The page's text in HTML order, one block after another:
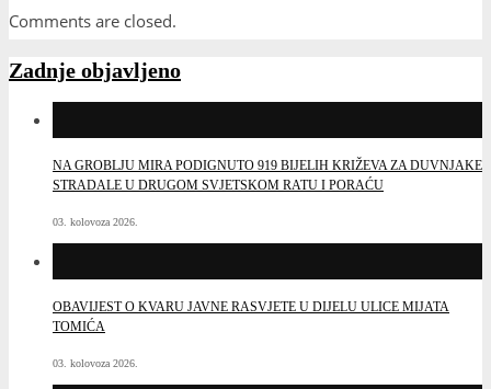
Comments are closed.
Zadnje objavljeno
NA GROBLJU MIRA PODIGNUTO 919 BIJELIH KRIŽEVA ZA DUVNJAKE
STRADALE U DRUGOM SVJETSKOM RATU I PORAĆU
03. kolovoza 2026.
OBAVIJEST O KVARU JAVNE RASVJETE U DIJELU ULICE MIJATA
TOMIĆA
03. kolovoza 2026.